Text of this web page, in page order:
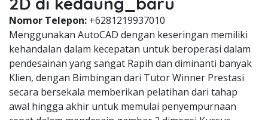
Nomor Telepon: +6281219937010
Menggunakan AutoCAD dengan keseringan memiliki
kehandalan dalam kecepatan untuk beroperasi dalam
pendesainan yang sangat Rapih dan diminanti banyak
Klien, dengan Bimbingan dari Tutor Winner Prestasi
secara bersekala memberikan pelatihan dari tahap
awal hingga akhir untuk memulai penyempurnaan